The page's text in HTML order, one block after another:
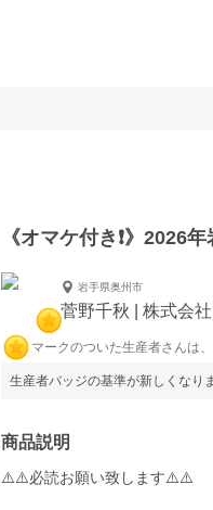
《オマケ付き❗️》2026
岩手県奥州市
菅野千秋 | 株式会
マークのついた生産者さんは
生産者バッジの基準が新しくなり
商品説明
⚠️⚠️必読お願い致します⚠️⚠️